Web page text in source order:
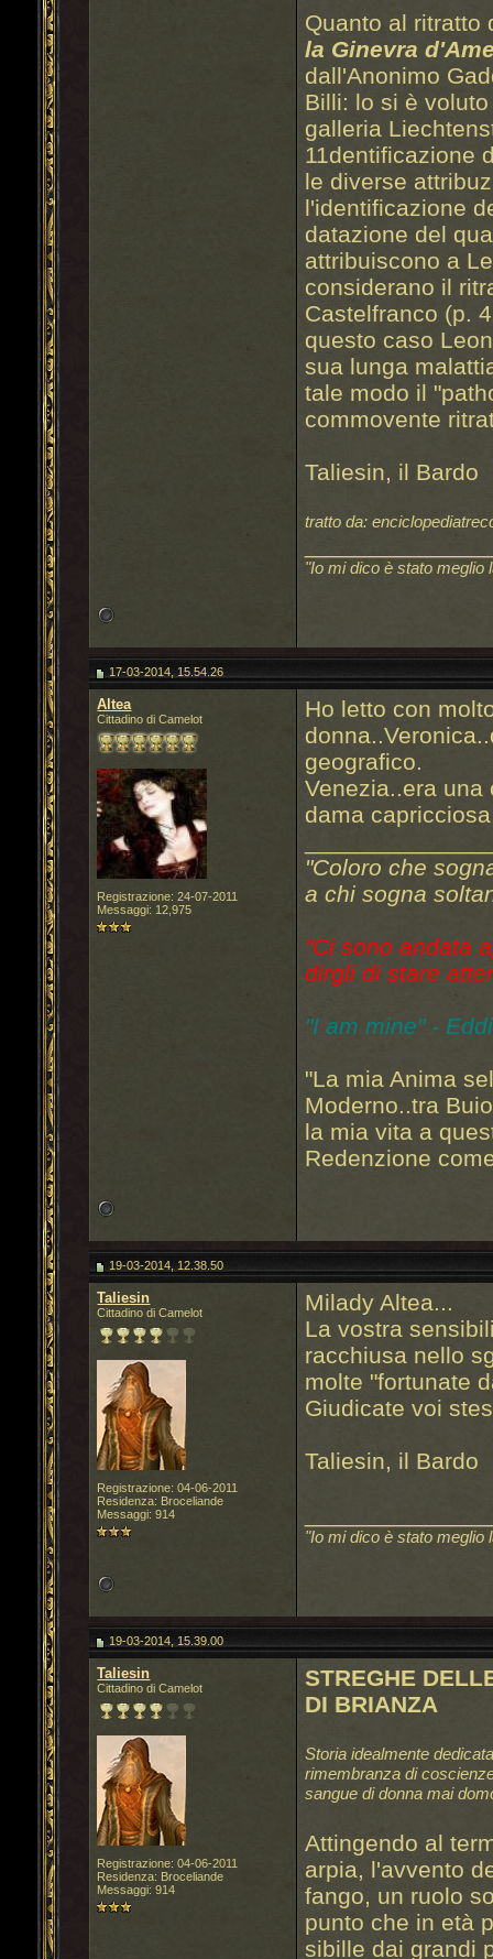
Quanto al ritratto
la Ginevra
dall'Anonimo
Billi: lo si è
galleria
11dentificazione
le diverse
l'identificazione
datazione del
attribuiscono a
considerano il
Castelfranco (p.
questo caso
sua lunga
tale modo il
commovente
Taliesin, il Bardo
tratto da:
"Io mi dico è stato
17-03-2014, 15.54.26
Altea
Cittadino di Camelot
Registrazione: 24-07-2011
Messaggi: 12,975
Ho letto con
geografico.
Venezia..era
dama
"Coloro che
a chi sogna
"Ci sono andata
dirgli di stare
"I am mine" -
"La mia Anima
Moderno..tra
la mia vita a
Redenzione
19-03-2014, 12.38.50
Taliesin
Cittadino di Camelot
Registrazione: 04-06-2011
Residenza: Broceliande
Messaggi: 914
Milady Altea...
La vostra
racchiusa nello
molte "fortunate
Giudicate voi
Taliesin, il Bardo
"Io mi dico è stato
19-03-2014, 15.39.00
Taliesin
Cittadino di Camelot
Registrazione: 04-06-2011
Residenza: Broceliande
Messaggi: 914
STREGHE
DI BRIANZA
Storia idealmente
rimembranza di
sangue di donna mai
Attingendo al
arpia, l'avvento
fango, un ruolo
punto che in età
sibille dai grandi